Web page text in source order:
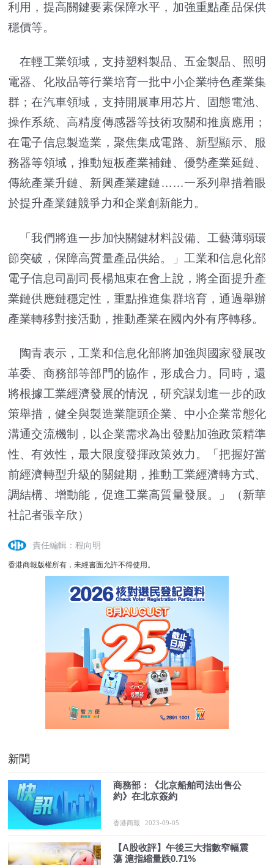
利用，提高關鍵要素保障水平，加強重點產品保供
穩價等。
在輕工業領域，支持塑料製品、五金製品、照明
電器、化妝品等行業培育一批中小企業特色產業集
群；在汽車領域，支持開展車用芯片、固態電池、
操作系統、高精度傳感器等技術攻關和推廣應用；
在電子信息製造業，聚焦集成電路、新型顯示、服
務器等領域，推動短板產業補鏈、優勢產業延鏈、
傳統產業升鏈、新興產業建鏈……一系列舉措着眼
於提升產業鏈競爭力和企業創新能力。
「我們將進一步加快關鍵材料設備、工藝薄弱環
節突破，保障高質量產品供給。」工業和信息化部
電子信息司副司長楊旭東在會上說，將全面提升產
業鏈供應鏈穩定性，重點推進集群培育，通過舉辦
產業轉移對接活動，推動產業在國內外有序轉移。
陶青表示，工業和信息化部將加強與國家發展改
革委、商務部等部門的協作，形成合力。同時，還
將根據工業經濟發展的情況，研究謀划進一步的政
策舉措，健全與製造業龍頭企業、中小企業常態化
溝通交流機制，以企業需求為出發點加強政策精準
性、有效性，最大限度發揮政策效力。「把握好當
前經濟轉型升級的關鍵期，推動工業經濟轉方式、
調結構、增動能，促進工業高質量發展。」（新華
社記者張辛欣）
責任編輯：程向明
香港商報版權所有，未經書面允許不得使用。
新聞
商務部：《北京船舶司法出售公
約》在北京簽約
香港商報 2023-09-05
【A股收評】午後三大指數窄幅震
蕩 滬指縮量跌0.71%